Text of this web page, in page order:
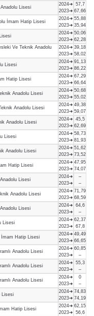
Lisesi
2024➜
2023➜
57,7
67,66
İmam Hatip Lisesi
2024➜
2023➜
55,88
35,94
2024➜
2023➜
50,06
62,28
Ve Teknik Anadolu
2024➜
2023➜
39,18
58,02
Lisesi
2024➜
2023➜
91,13
86,22
Hatip Lisesi
2024➜
2023➜
67,29
66,64
Anadolu Lisesi
2024➜
2023➜
50,68
55,02
Anadolu Lisesi
2024➜
2023➜
49,38
59,07
Anadolu Lisesi
2024➜
2023➜
45,5
62,69
Lisesi
2024➜
2023➜
58,73
81,93
Anadolu Lisesi
2024➜
2023➜
51,62
73,52
Hatip Lisesi
2024➜
2023➜
47,95
74,07
Lisesi
2024➜
2023➜
–
–
Anadolu Lisesi
2024➜
2023➜
71,79
68,59
Lisesi
2024➜
2023➜
64,6
–
Lisesi
2024➜
2023➜
62,37
67,8
İmam Hatip Lisesi
2024➜
2023➜
49,49
66,65
Anadolu Lisesi
2024➜
2023➜
60,85
–
Anadolu Lisesi
2024➜
2023➜
55,3
–
Anadolu Lisesi
2024➜
2023➜
0
–
Lisesi
2024➜
2023➜
74,83
74,19
Hatip Lisesi
2024➜
2023➜
62,15
56,6